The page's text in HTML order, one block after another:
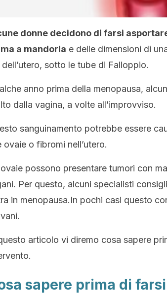
donne decidono di farsi
a mandorla e delle dimensioni di
dell’utero, sotto le tube di Falloppio.
anno prima della menopausa,
dalla vagina, a volte all’improvviso.
sanguinamento potrebbe essere
ovaie o fibromi nell’utero.
possono presentare tumori con
Per questo, alcuni specialisti
in menopausa.In pochi casi questo
articolo vi diremo cosa sapere
sapere prima di